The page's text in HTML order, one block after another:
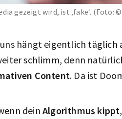
gezeigt wird, ist ‚fake‘.
hängt eigentlich täglich
schlimm, denn
Content. Da ist
dein Algorithmus kippt